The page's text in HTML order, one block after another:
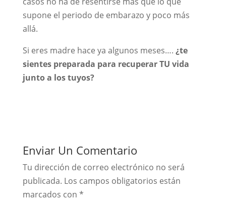
supone el periodo de embarazo y poco más
allá.
Si eres madre hace ya algunos meses…. ¿te
sientes preparada para recuperar TU vida
junto a los tuyos?
Enviar Un Comentario
Tu dirección de correo electrónico no será
publicada. Los campos obligatorios están
marcados con *